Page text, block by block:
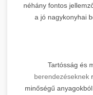
néhány fontos
a jó nagykonyhai
Tartósság és
berendezéseknek
minőségű